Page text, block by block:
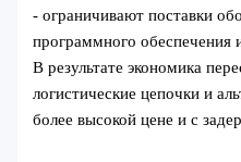
- ограничивают поставки
программного обеспечения
В результате экономика
логистические цепочки и
более высокой цене и с